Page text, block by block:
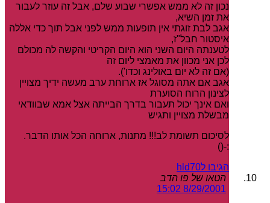
נכון זה לא ממש אפשרי שבוע שלם, אבל זה עוזר לעבור
את זמן השיא,
אגב לבת זוגתי אין תופעות ממש לפני אבל תוך כדי אללה
איסטור חבל"ז,
לטענתה היום השני הוא היום הקריטי והקשה לה מכולם
לכן אני מכוון את מאמצי ליום זה
(אם זה לא יום באולינג וכדו').
אגב אם אתה מסוגל אז ארוחת ערב מעשה ידיך מצויין
לצינון הרוח הסוערת
ואם אינך יכול תעבור בדרך הבייתה אצל אמא שבוודאי
מבשלת מצויין ותגיש
לסיכום תשומת לב!!! מתנות, ארוחה הכל אותו הדבר.
:-()
הגיבו לhld70
הטאו של פו הדב
8/29/2001 15:02